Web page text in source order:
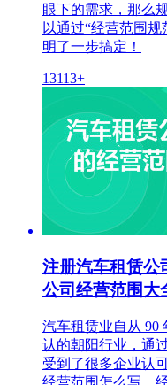
眼下的需求，那么
以通过“经营范围
明了一步搞定！
13113+
注册汽车租赁公
公司经营范围大
汽车租赁业自从 90
认的朝阳行业，通
受到了很多企业认